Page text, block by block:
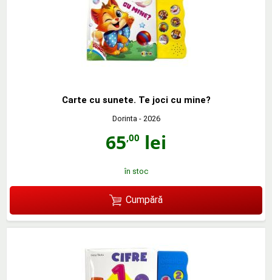
Carte cu sunete. Te joci cu mine?
Dorinta - 2026
65,00 lei
în stoc
Cumpără